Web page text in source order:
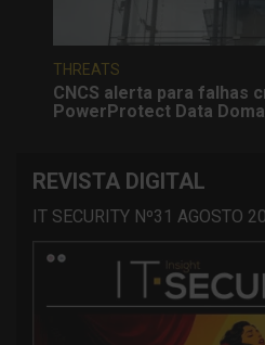
THREATS
CNCS alerta para falhas
PowerProtect Data
REVISTA DIGITAL
IT SECURITY Nº31 AGOSTO